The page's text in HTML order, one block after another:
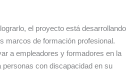
el proyecto está desarrollando
marcos de formación profesional.
a empleadores y formadores en la
con discapacidad en su